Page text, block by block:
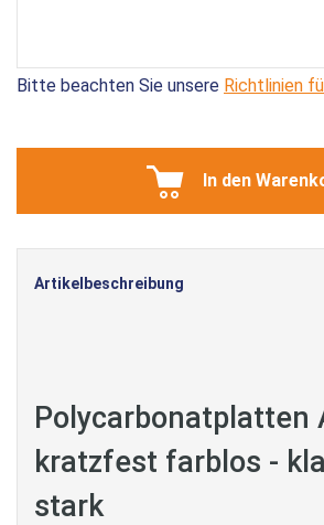
Bitte beachten Sie unsere Richtlinien
In den
Artikelbeschreibung
Polycarbonatplatten
kratzfest farblos -
stark